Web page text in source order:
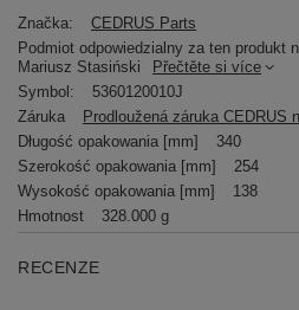
Značka:
CEDRUS Parts
Podmiot odpowiedzialny za ten produkt
Mariusz Stasiński
Přečtěte si více
Symbol:
5360120010J
Záruka
Prodloužená záruka CEDRUS
Długość opakowania [mm]
340
Szerokość opakowania [mm]
254
Wysokość opakowania [mm]
138
Hmotnost
328.000 g
RECENZE